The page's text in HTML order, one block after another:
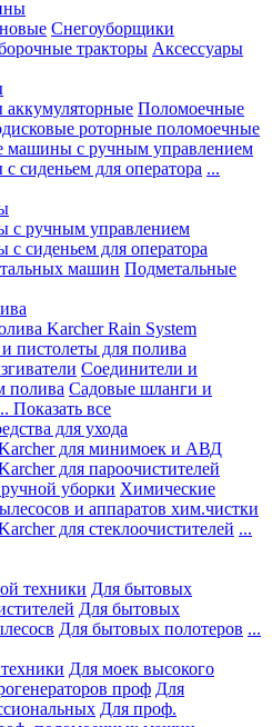
Снегоуборщики
тракторы Аксессуары
Поломоечные
роторные поломоечные
машины с ручным управлением
сиденьем для оператора ...
с ручным управлением
сиденьем для оператора
машин Подметальные
Karcher Rain System
пистолеты для полива
Соединители и
полива Садовые шланги и
Показать все
для ухода
для минимоек и АВД
для пароочистителей
уборки Химические
и аппаратов хим.чистки
для стеклоочистителей ...
техники Для бытовых
Для бытовых
Для бытовых полотеров ...
Для моек высокого
проф Для
Для проф.